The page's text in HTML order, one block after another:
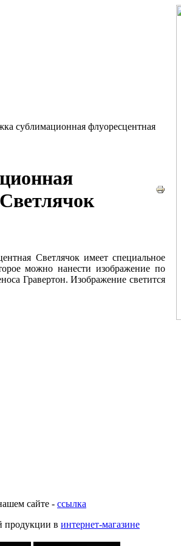
сублимационная флуоресцентная
Светлячок имеет специальное
можно нанести изображение по
Гравертон. Изображение светится
сайте - ссылка
продукции в интернет-магазине